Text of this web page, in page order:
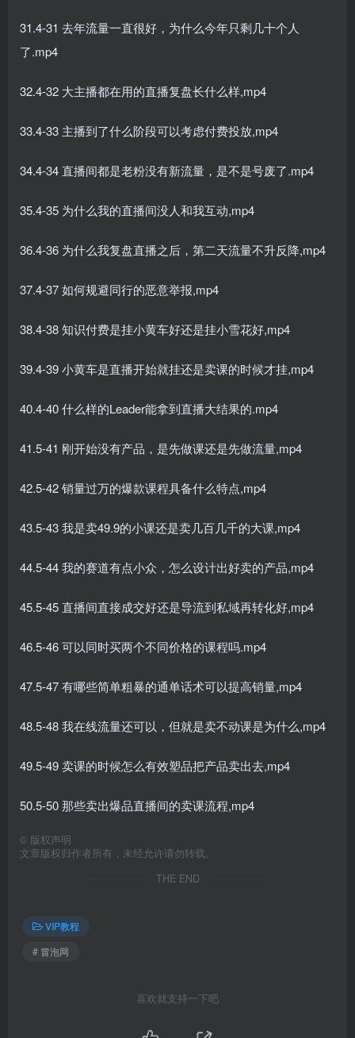
31.4-31 去年流量一直很好，为什么今年只剩几十个人
了.mp4
32.4-32 大主播都在用的直播复盘长什么样,mp4
33.4-33 主播到了什么阶段可以考虑付费投放,mp4
34.4-34 直播间都是老粉没有新流量，是不是号废了.mp4
35.4-35 为什么我的直播间没人和我互动,mp4
36.4-36 为什么我复盘直播之后，第二天流量不升反降,mp4
37.4-37 如何规避同行的恶意举报,mp4
38.4-38 知识付费是挂小黄车好还是挂小雪花好,mp4
39.4-39 小黄车是直播开始就挂还是卖课的时候才挂,mp4
40.4-40 什么样的Leader能拿到直播大结果的.mp4
41.5-41 刚开始没有产品，是先做课还是先做流量,mp4
42.5-42 销量过万的爆款课程具备什么特点,mp4
43.5-43 我是卖49.9的小课还是卖几百几千的大课,mp4
44.5-44 我的赛道有点小众，怎么设计出好卖的产品,mp4
45.5-45 直播间直接成交好还是导流到私域再转化好,mp4
46.5-46 可以同时买两个不同价格的课程吗.mp4
47.5-47 有哪些简单粗暴的通单话术可以提高销量,mp4
48.5-48 我在线流量还可以，但就是卖不动课是为什么,mp4
49.5-49 卖课的时候怎么有效塑品把产品卖出去,mp4
50.5-50 那些卖出爆品直播间的卖课流程,mp4
© 版权声明
文章版权归作者所有，未经允许请勿转载。
THE END
VIP教程
# 冒泡网
喜欢就支持一下吧